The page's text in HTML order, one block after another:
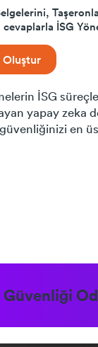
İSG
Oluştur
İSG
yapay zeka
en
Güvenliği